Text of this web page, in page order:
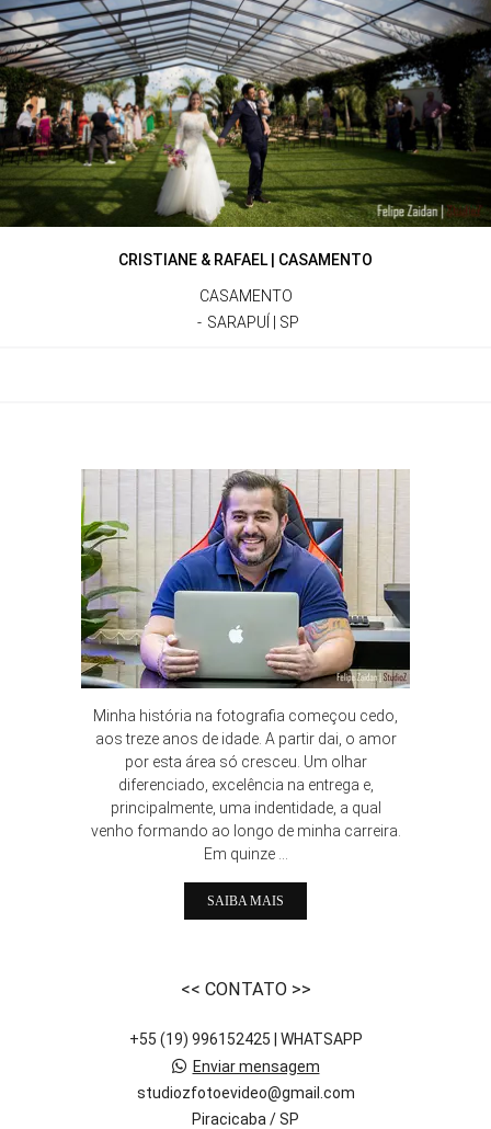
CRISTIANE & RAFAEL | CASAMENTO
CASAMENTO
SARAPUÍ | SP
Minha história na fotografia começou cedo,
aos treze anos de idade. A partir dai, o amor
por esta área só cresceu. Um olhar
diferenciado, excelência na entrega e,
principalmente, uma indentidade, a qual
venho formando ao longo de minha carreira.
Em quinze ...
SAIBA MAIS
<< CONTATO >>
+55 (19) 996152425 | WHATSAPP
Enviar mensagem
studiozfotoevideo@gmail.com
Piracicaba / SP